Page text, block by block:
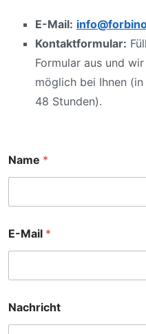
E-Mail:
Kontaktformular:
Formular aus und
möglich bei Ihnen
48 Stunden).
Name *
E-Mail *
p
r
Nachricht